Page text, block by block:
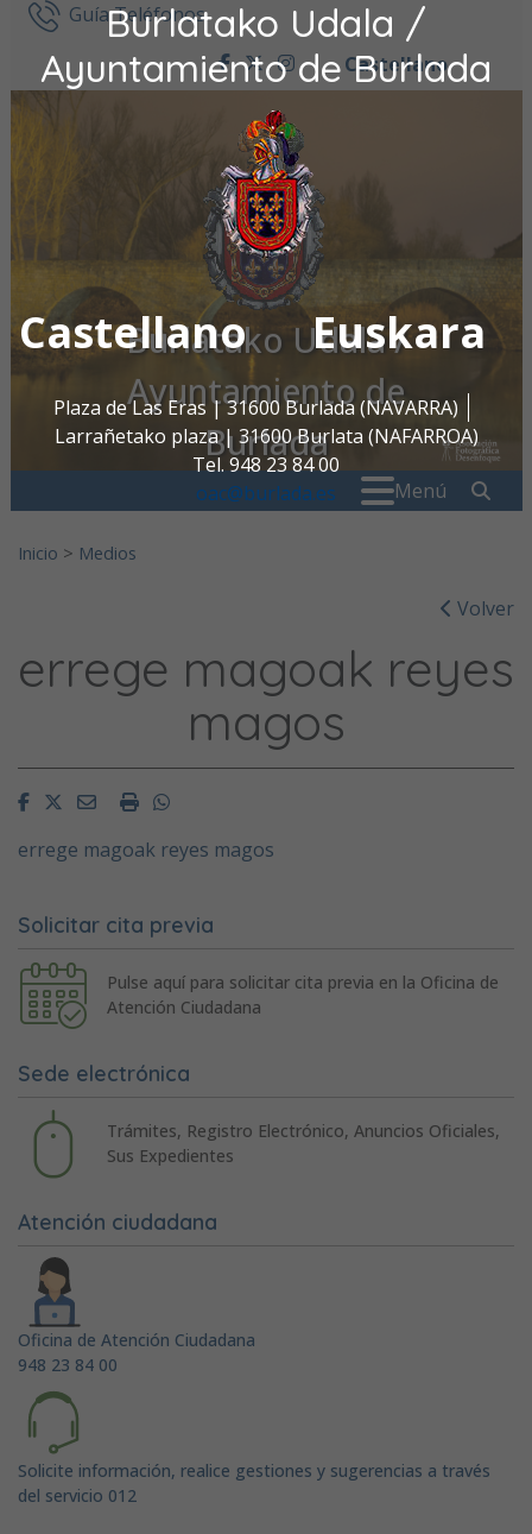
Burlatako Udala /
Ayuntamiento de Burlada
Castellano Euskara
Plaza de Las Eras | 31600 Burlada (NAVARRA)
Larrañetako plaza | 31600 Burlata (NAFARROA)
Tel. 948 23 84 00
oac@burlada.es
Ir al contenidoGuía Teléfonos
facebook
twitter
instagram
Castellano
Burlatako Udala /
Ayuntamiento de
Burlada
Menú
Inicio > Medios
Volver
errege magoak reyes
magos
FacebookTwitterEmailImprimirWhatsapp
errege magoak reyes magos
Solicitar cita previa
Pulse aquí para solicitar cita previa en la Oficina de
Atención Ciudadana
Sede electrónica
Trámites, Registro Electrónico, Anuncios Oficiales,
Sus Expedientes
Atención ciudadana
Oficina de Atención Ciudadana
948 23 84 00
Solicite información, realice gestiones y sugerencias a través
del servicio 012